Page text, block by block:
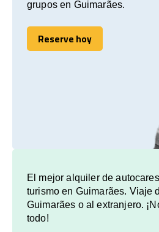
grupos en Guimarães.
Reserve hoy
Reserve hoy
El mejor alquiler de
turismo en Guimarães. Viaje
Guimarães o al extranjero.
todo!